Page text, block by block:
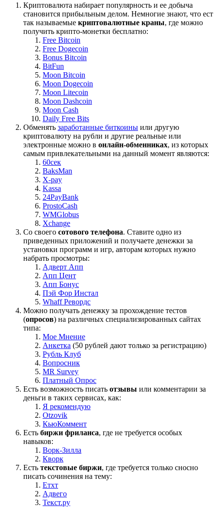
Криптовалюта набирает популярность и ее добыча
становится прибыльным делом. Немногие знают, что ест
так называемые криптовалютные краны, где можно
получить крипто-монетки бесплатно:
Free Bitcoin
Free Dogecoin
Bonus Bitcoin
BitFun
Moon Bitcoin
Moon Dogecoin
Moon Litecoin
Moon Dashcoin
Moon Cash
Daily Free Bits
Обменять заработанные биткоины или другую
криптовалюту на рубли и другие реальные или
электронные можно в онлайн-обменниках, из которых
самым привлекательными на данный момент являются:
60сек
BaksMan
X-pay
Kassa
24PayBank
ProstoCash
WMGlobus
Xchange
Со своего сотового телефона. Ставите одно из
приведенных приложений и получаете денежки за
установки программ и игр, авторам которых нужно
набрать просмотры:
Адверт Апп
Апп Цент
Апп Бонус
Пэй Фор Инстал
Whaff Ревордс
Можно получать денежку за прохождение тестов
(опросов) на различных специализированных сайтах
типа:
Мое Мнение
Анкетка (50 рублей дают только за регистрацию)
Рубль Клуб
Вопросник
MR Survey
Платный Опрос
Есть возможность писать отзывы или комментарии за
деньги в таких сервисах, как:
Я рекомендую
Otzovik
КьюКоммент
Есть биржи фриланса, где не требуется особых
навыков:
Ворк-Зилла
Кворк
Есть текстовые биржи, где требуется только сносно
писать сочинения на тему:
Етхт
Адвего
Текст.ру